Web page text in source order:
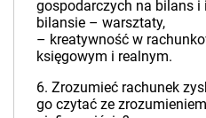
gospodarczych na bilans i
bilansie – warsztaty,
– kreatywność w
księgowym i realnym.
6. Zrozumieć rachunek
go czytać ze